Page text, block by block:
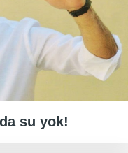
su yok!